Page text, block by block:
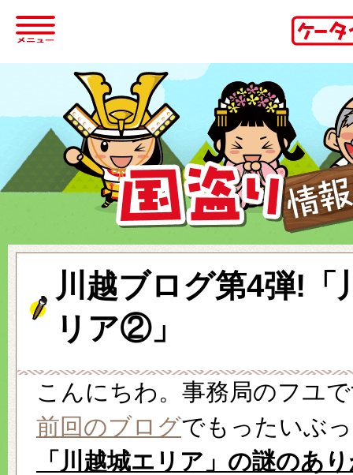
川越ブログ第4弾!「
リア②」
こんにちわ。事務局のフユ
前回のブログでもったいぶ
「川越城エリア」の謎のあ